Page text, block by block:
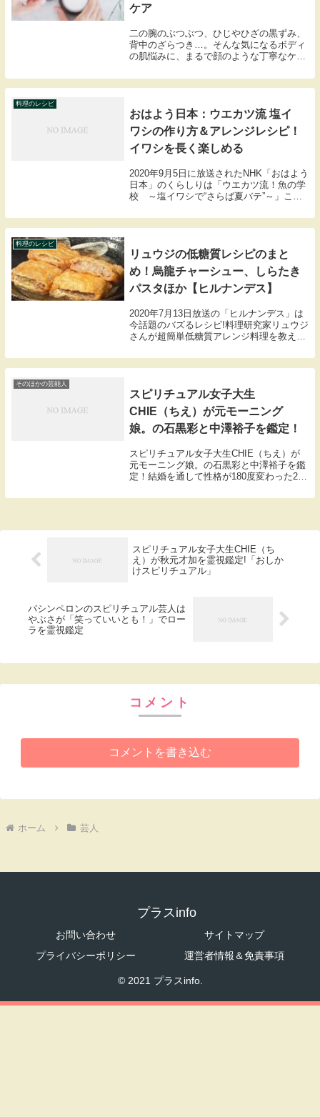
ケア
二の腕のぶつぶつ、ひじやひざの黒ずみ、
背中のざらつき…。そんな気になるボディ
の肌悩みに、まるで顔のような丁寧なケア
ィ」です。有効成分を配合した医薬部外品
で、優しく角質を整えながらしっかり保
料理のレシピ
おはよう日本：ウエカツ流 塩イ
ワシの作り方＆アレンジレシピ！
イワシを長く楽しめる
2020年9月5日に放送されたNHK「おはよう
日本」のくらしりは「ウエカツ流！魚の学
校 ～塩イワシで“さらば夏バテ”～」ここ
の作り方、アレンジレシピをまとめました
ので紹介します。
料理のレシピ
リュウジの低糖質レシピのまと
め！烏龍チャーシュー、しらたき
パスタほか【ヒルナンデス】
2020年7月13日放送の「ヒルナンデス」は
今話題のバズるレシピ!料理研究家リュウジ
さんが超簡単低糖質アレンジ料理を教えて
きオイルパスタ・レンジ烏龍チャーシュ
ー・肉詰めおいなりさん・アボカドユッケ
そのほかの芸能人
スピリチュアル女子大生
CHIE（ちえ）が元モーニング
娘。の石黒彩と中澤裕子を鑑定！
スピリチュアル女子大生CHIE（ちえ）が
元モーニング娘。の石黒彩と中澤裕子を鑑
定！結婚を通して性格が180度変わった2人
に問うことに。CEIE「（2人とも）守護霊
スピリチュアル女子大生CHIE（ち
え）が秋元才加を霊視鑑定!「おしか
けスピリチュアル」
パシンペロンのスピリチュアル芸人は
やぶさが「笑っていいとも！」でロー
ラを霊視鑑定
コメント
コメントを書き込む
ホーム 芸人
プラスinfo
お問い合わせ
サイトマップ
プライバシーポリシー
運営者情報＆免責事項
© 2021 プラスinfo.